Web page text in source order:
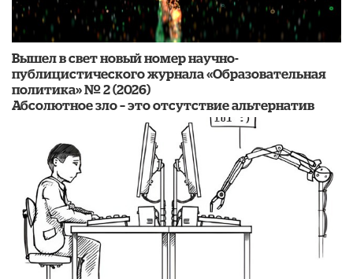
Вышел в свет новый номер научно-
публицистического журнала «Образовательная
политика» № 2 (2026)
Абсолютное зло – это отсутствие альтернатив